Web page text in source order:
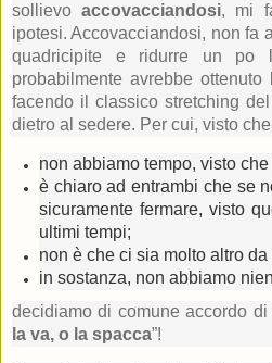
sollievoaccovacciandosi, mi
ipotesi. Accovacciandosi, non fa
quadricipite e ridurre un po
probabilmente avrebbe
facendo il classico stretching
dietro al sedere. Per cui, visto
non abbiamo tempo, visto
è chiaro ad entrambi che se
sicuramente fermare, visto
ultimi tempi;
non è che ci sia molto altro da
in sostanza, non abbiamo
decidiamo di comune accordo di
la va, o la spacca”!